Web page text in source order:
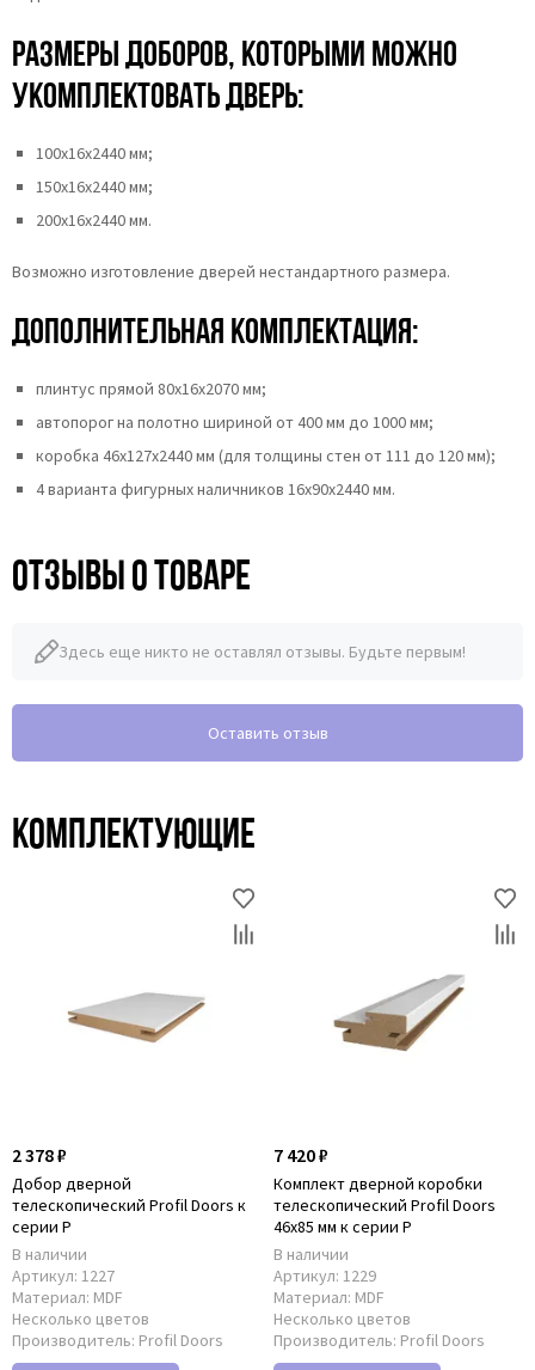
Размеры доборов, которыми можно
укомплектовать дверь:
100х16х2440 мм;
150х16х2440 мм;
200х16х2440 мм.
Возможно изготовление дверей нестандартного размера.
Дополнительная комплектация:
плинтус прямой 80х16х2070 мм;
автопорог на полотно шириной от 400 мм до 1000 мм;
коробка 46x127x2440 мм (для толщины стен от 111 до 120 мм);
4 варианта фигурных наличников 16x90x2440 мм.
Отзывы о товаре
Здесь еще никто не оставлял отзывы. Будьте первым!
Оставить отзыв
Комплектующие
2 378 ₽
Добор дверной
телескопический Profil Doors к
серии P
В наличии
Артикул: 1227
Материал: MDF
Несколько цветов
Производитель: Profil Doors
7 420 ₽
Комплект дверной коробки
телескопический Profil Doors
46x85 мм к серии P
В наличии
Артикул: 1229
Материал: MDF
Несколько цветов
Производитель: Profil Doors